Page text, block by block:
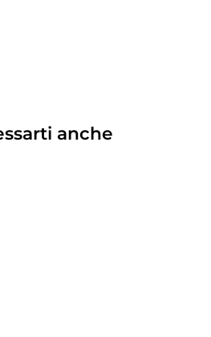
anche